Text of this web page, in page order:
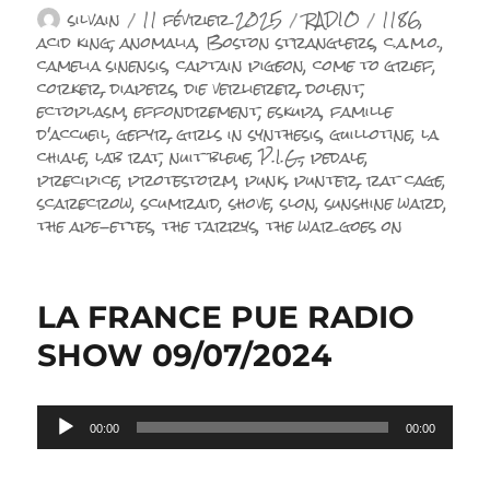
Auteur
silvain Publié
le
11 février 2025 Catégories
RADIO Étiquettes
1186,
acid king,anomalia, Boston stranglers,c.a.m.o.,
camelia sinensis,captain pigeon,come to grief,
corker,diapers,die verlierer,dolent,
ectoplasm,effondrement,eskupa,famille
d'accueil,gefyr,girls in synthesis,guillotine,la
chiale,lab rat,nuit bleue,P.I.G.,pedale,
precipice,protestorm,punk,punter,rat cage,
scarecrow,scumraid,shove,slon,sunshine ward,
the ape-ettes,the tarrys,the war goes on
LA FRANCE PUE RADIO
SHOW 09/07/2024
Lecteur
audio
00:00 00:00